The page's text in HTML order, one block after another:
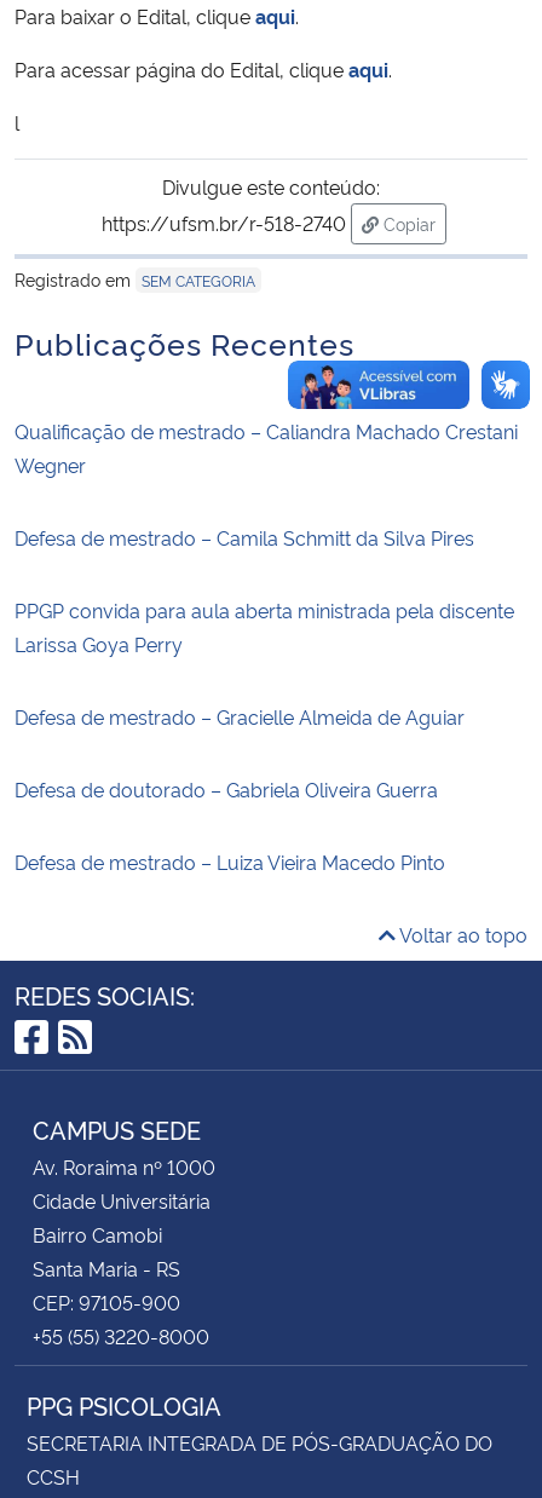
Advocacia-Geral da União
Banco Central do Brasil
Para baixar o Edital, cliqueaqui.
Para acessar página do Edital, cliqueaqui.
l
Divulgue este conteúdo:
https://ufsm.br/r-518-2740
Copiar
para área de
Registrado em SEM CATEGORIA
Publicações Recentes
Qualificação de mestrado – Caliandra Machado Crestani
Wegner
Defesa de mestrado – Camila Schmitt da Silva Pires
PPGP convida para aula aberta ministrada pela discente
Larissa Goya Perry
Defesa de mestrado – Gracielle Almeida de Aguiar
Defesa de doutorado – Gabriela Oliveira Guerra
Defesa de mestrado – Luiza Vieira Macedo Pinto
Voltar ao topo
REDES SOCIAIS:
Facebook
RSS
CAMPUS SEDE
Av. Roraima nº 1000
Cidade Universitária
Bairro Camobi
Santa Maria - RS
CEP: 97105-900
+55 (55) 3220-8000
PPG PSICOLOGIA
SECRETARIA INTEGRADA DE PÓS-GRADUAÇÃO DO
CCSH